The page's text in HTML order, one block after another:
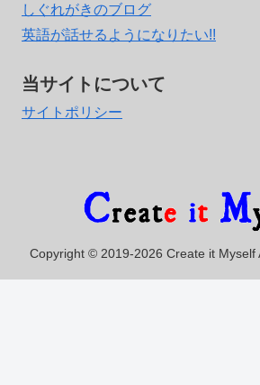
しぐれがきのブログ
英語が話せるようになりたい!!
当サイトについて
サイトポリシー
Copyright © 2019-2026 Create it Myself